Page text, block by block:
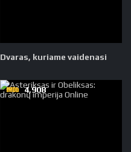
Dvaras, kuriame vaidenasi
4,908